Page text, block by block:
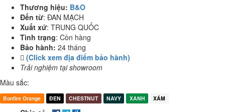
Thương hiệu: B&O
Đến từ: ĐAN MẠCH
Xuất xứ: TRUNG QUỐC
Tình trạng: Còn hàng
Bảo hành: 24 tháng
(Click xem địa điểm bảo hành)
Trải nghiệm tại showroom
Màu sắc:
Bonfire Orange ĐEN CHESTNUT NAVY XANH XÁM